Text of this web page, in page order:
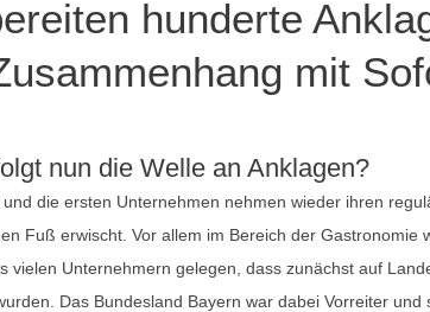
hunderte
mit
nun die Welle an Anklagen?
die ersten Unternehmen nehmen wieder ihren
Fuß erwischt. Vor allem im Bereich der Gastronomie
Unternehmern gelegen, dass zunächst auf
Das Bundesland Bayern war dabei Vorreiter